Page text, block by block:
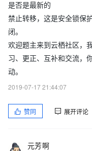
是否是最新的
禁止转移，这是安全锁保
闭。
欢迎题主来到云栖社区，
习、更正、互补和交流，
动。
2019-07-17 21:44:07
赞同 展开评论
元芳啊